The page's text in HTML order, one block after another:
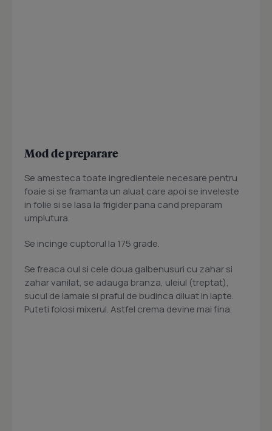
Mod de preparare
Se amesteca toate ingredientele necesare pentru
foaie si se framanta un aluat care apoi se inveleste
in folie si se lasa la frigider pana cand preparam
umplutura.
Se incinge cuptorul la 175 grade.
Se freaca oul si cele doua galbenusuri cu zahar si
zahar vanilat, se adauga branza, uleiul (treptat),
sucul de lamaie si praful de budinca diluat in lapte.
Puteti folosi mixerul. Astfel crema devine mai fina.